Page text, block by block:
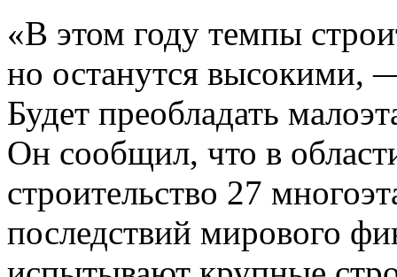
«В этом году темпы
но останутся высокими,
Будет преобладать
Он сообщил, что в
строительство 27
последствий мирового